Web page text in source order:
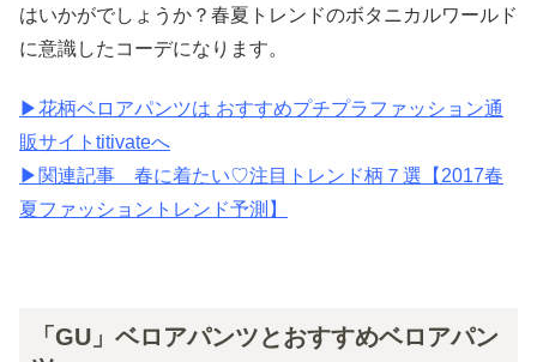
はいかがでしょうか？春夏トレンドのボタニカルワールド
に意識したコーデになります。
▶︎花柄ベロアパンツは おすすめプチプラファッション通
販サイトtitivateへ
▶︎関連記事 春に着たい♡注目トレンド柄７選【2017春
夏ファッショントレンド予測】
「GU」ベロアパンツとおすすめベロアパン